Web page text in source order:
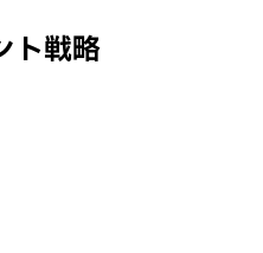
ト戦略